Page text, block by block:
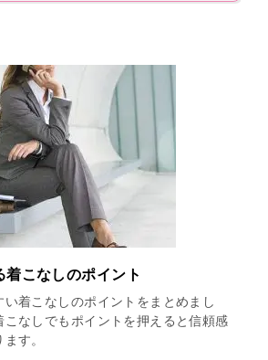
着こなしのポイント
着こなしのポイントをまとめまし
こなしでもポイントを押えると信頼感
す。